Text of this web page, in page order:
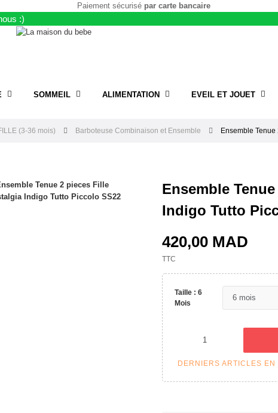
Paiement sécurisé par carte bancaire
:)
SOMMEIL ALIMENTATION EVEIL ET JOUET
(3-36 mois) Barboteuse Combinaison et Ensemble Ensemble
Ensemble
Indigo Tutto
420,00 MAD
TTC
Taille : 6
Mois
DERNIERS ARTICLES EN